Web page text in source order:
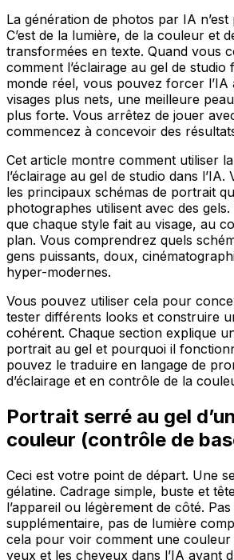
La génération de photos par IA n’est
C’est de la lumière, de la couleur et
transformées en texte. Quand vous
comment l’éclairage au gel de
monde réel, vous pouvez forcer l’IA
visages plus nets, une meilleure
plus forte. Vous arrêtez de jouer
commencez à concevoir des
Cet article montre comment utiliser
l’éclairage au gel de studio dans
les principaux schémas de portrait
photographes utilisent avec des
que chaque style fait au visage, au
plan. Vous comprendrez quels
gens puissants, doux,
hyper-modernes.
Vous pouvez utiliser cela pour
tester différents looks et construire
cohérent. Chaque section explique
portrait au gel et pourquoi il
pouvez le traduire en langage de
d’éclairage et en contrôle de la
Portrait serré au gel
couleur (contrôle de
Ceci est votre point de départ. Une
gélatine. Cadrage simple, buste et
l’appareil ou légèrement de côté.
supplémentaire, pas de lumière
cela pour voir comment une couleur
yeux et les cheveux dans l’IA avant